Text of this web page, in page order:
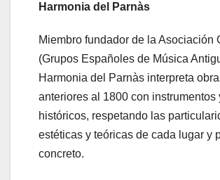
Harmonia del Parnàs
Miembro fundador de la Asociación
(Grupos Españoles de Música
Harmonia del Parnàs interpreta
anteriores al 1800 con instrumentos
históricos, respetando las
estéticas y teóricas de cada lugar y
concreto.